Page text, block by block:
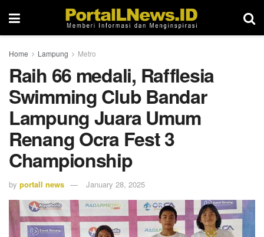
Home Lampung Metro
Raih 66 medali, Rafflesia
Swimming Club Bandar
Lampung Juara Umum
Renang Ocra Fest 3
Championship
by portall news January 28, 2025